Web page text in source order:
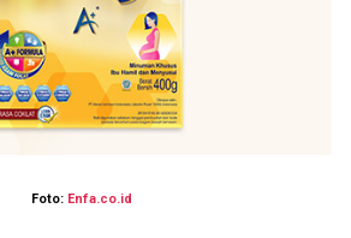
Foto: Enfa.co.id